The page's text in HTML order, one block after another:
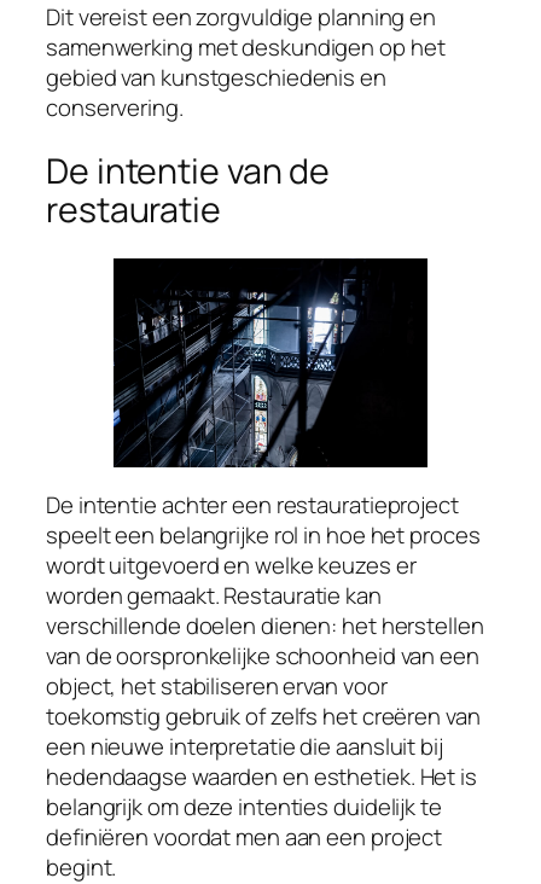
Dit vereist een zorgvuldige planning en
samenwerking met deskundigen op het
gebied van kunstgeschiedenis en
conservering.
De intentie van de
restauratie
De intentie achter een restauratieproject
speelt een belangrijke rol in hoe het proces
wordt uitgevoerd en welke keuzes er
worden gemaakt. Restauratie kan
verschillende doelen dienen: het herstellen
van de oorspronkelijke schoonheid van een
object, het stabiliseren ervan voor
toekomstig gebruik of zelfs het creëren van
een nieuwe interpretatie die aansluit bij
hedendaagse waarden en esthetiek. Het is
belangrijk om deze intenties duidelijk te
definiëren voordat men aan een project
begint.